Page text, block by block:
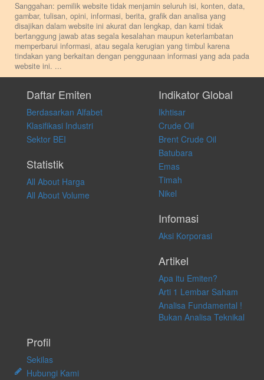
Sanggahan: pemilik website tidak menjamin seluruh isi, konten, data,
gambar, tulisan, opini, informasi, berita, grafik dan analisa yang
disajikan dalam website ini akurat dan lengkap, dan kami tidak
bertanggung jawab atas segala kesalahan maupun keterlambatan
memperbarui informasi, atau segala kerugian yang timbul karena
tindakan yang berkaitan dengan penggunaan informasi yang ada pada
website ini. ...
pribadi. Kami tidak memberi anjuran, saran, rekomendasi untuk
membeli, menjual atau melakukan aktivitas lain yang terkait dengan
transaksi perdagangan apapun, dan kami tidak bertanggung jawab
atas keputusan investasi yang dilakukan dalam kondisi dan situasi
apapun juga, yang diakibatkan secara langsung maupun tidak
langsung atas konten pada website ini.
Daftar Emiten
Berdasarkan Alfabet
Klasifikasi Industri
Sektor BEI
Statistik
All About Harga
All About Volume
Indikator Global
Ikhtisar
Crude Oil
Brent Crude Oil
Batubara
Emas
Timah
Nikel
Infomasi
Aksi Korporasi
Artikel
Apa itu Emiten?
Arti 1 Lembar Saham
Analisa Fundamental !
Bukan Analisa Teknikal
Profil
Sekilas
Hubungi Kami